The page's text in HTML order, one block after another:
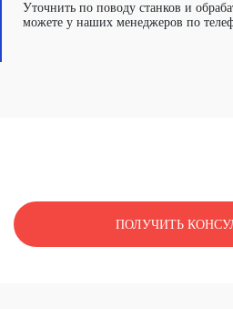
Уточнить по поводу станков и
можете у наших менеджеров по
ПОЛУЧИТЬ